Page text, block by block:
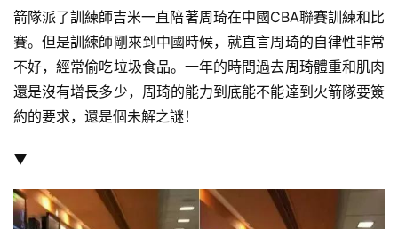
箭隊派了訓練師吉米一直陪著周琦在中國CBA聯賽訓練和比
賽。但是訓練師剛來到中國時候，就直言周琦的自律性非常
不好，經常偷吃垃圾食品。一年的時間過去周琦體重和肌肉
還是沒有增長多少，周琦的能力到底能不能達到火箭隊要簽
約的要求，還是個未解之謎！
▼